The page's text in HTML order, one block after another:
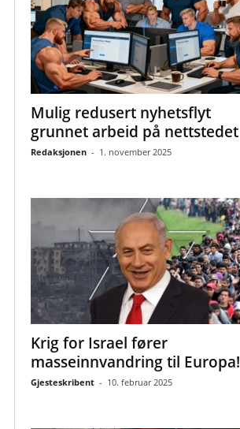
Mulig redusert nyhetsflyt
grunnet arbeid på nettstedet
Redaksjonen - 1. november 2025
Krig for Israel fører
masseinnvandring til Europa!
Gjesteskribent - 10. februar 2025